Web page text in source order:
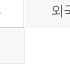
외